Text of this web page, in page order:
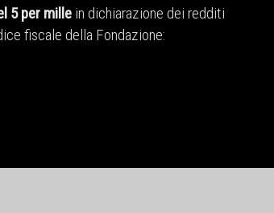
5 per millein dichiarazione dei redditi
fiscale della Fondazione: